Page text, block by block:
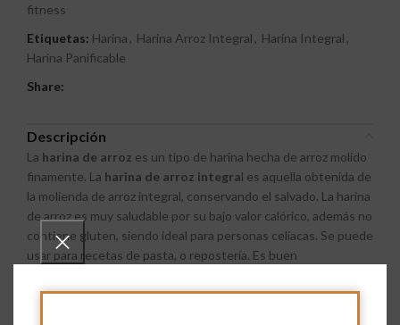
fitness
Etiquetas: Harina , Harina Arroz Integral , Harina Integral ,
Harina Panificable
Share:
Descripción
La harina de arroz es un tipo de harina hecha de arroz molido
finamente. La harina de arroz integral es aquella obtenida de
la molienda de arroz integral, conservando el salvado. La harina
de arroz es muy saludable por su bajo valor calórico, además no
contiene gluten, siendo ideal para personas celíacas. Se puede
usar para recetas de pasta, o repostería. Es buen
contener gluten no se pegará a la masa, laSémola de Trigoes